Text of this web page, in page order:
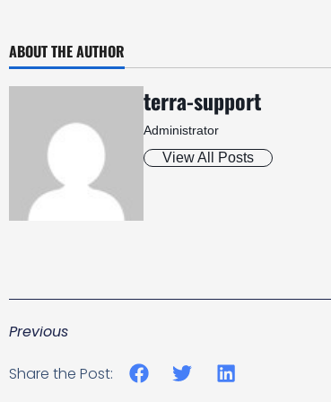
ABOUT THE AUTHOR
terra-support
Administrator
View All Posts
Previous
Share the Post: